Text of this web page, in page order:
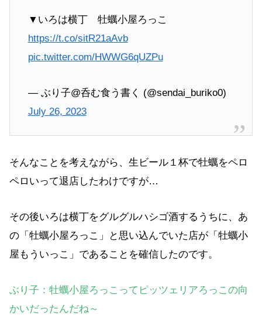
▼いろは横丁 牡蠣小屋ろっこ
https://t.co/sitR21aAvb
pic.twitter.com/HWWG6qUZPu
— ぶり子@呑む食う書く (@sendai_buriko0)
July 26, 2023
そんなことを考えながら、生ビール１杯で牡蠣をペロ
ペロいって退店したわけですが…
その後いろは横丁をグルグルハシゴ酒するうちに、あ
の「牡蠣小屋ろっこ」と思い込んでいた店が「牡蠣小
屋もういっこ」であることを確信したのです。
ぶり子：牡蠣小屋ろっこってピッツェリアろっこの向
かいだったんだね～